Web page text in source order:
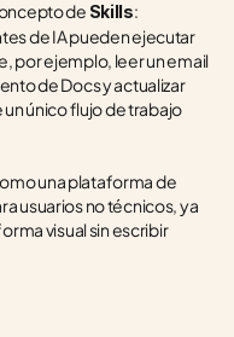
de Skills:
de IA pueden ejecutar
por ejemplo, leer un email
de Docs y actualizar
único flujo de trabajo
una plataforma de
usuarios no técnicos, ya
visual sin escribir